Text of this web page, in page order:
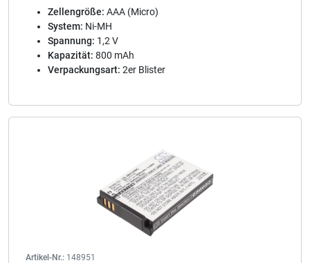
Zellengröße: AAA (Micro)
System: Ni-MH
Spannung: 1,2 V
Kapazität: 800 mAh
Verpackungsart: 2er Blister
Artikel-Nr.: 148951